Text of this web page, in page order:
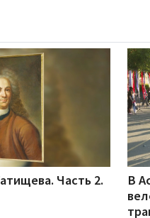
Часть 2.
В